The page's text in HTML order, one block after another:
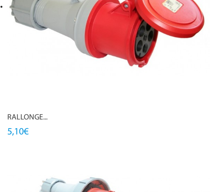
RALLONGE...
5,10€